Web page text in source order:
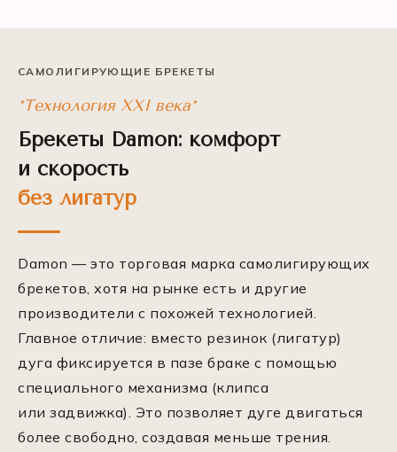
САМОЛИГИРУЮЩИЕ БРЕКЕТЫ
*Технология XXI века*
Брекеты Damon: комфорт
и скорость
без лигатур
Damon — это торговая марка самолигирующих
брекетов, хотя на рынке есть и другие
производители с похожей технологией.
Главное отличие: вместо резинок (лигатур)
дуга фиксируется в пазе браке с помощью
специального механизма (клипса
или задвижка). Это позволяет дуге двигаться
более свободно, создавая меньше трения.